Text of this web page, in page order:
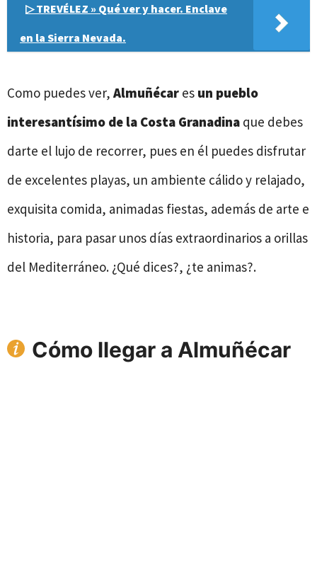
▷ TREVÉLEZ » Qué ver y hacer. Enclave
en la Sierra Nevada.
Como puedes ver, Almuñécar es un pueblo
interesantísimo de la Costa Granadina que debes
darte el lujo de recorrer, pues en él puedes disfrutar
de excelentes playas, un ambiente cálido y relajado,
exquisita comida, animadas fiestas, además de arte e
historia, para pasar unos días extraordinarios a orillas
del Mediterráneo. ¿Qué dices?, ¿te animas?.
Cómo llegar a Almuñécar